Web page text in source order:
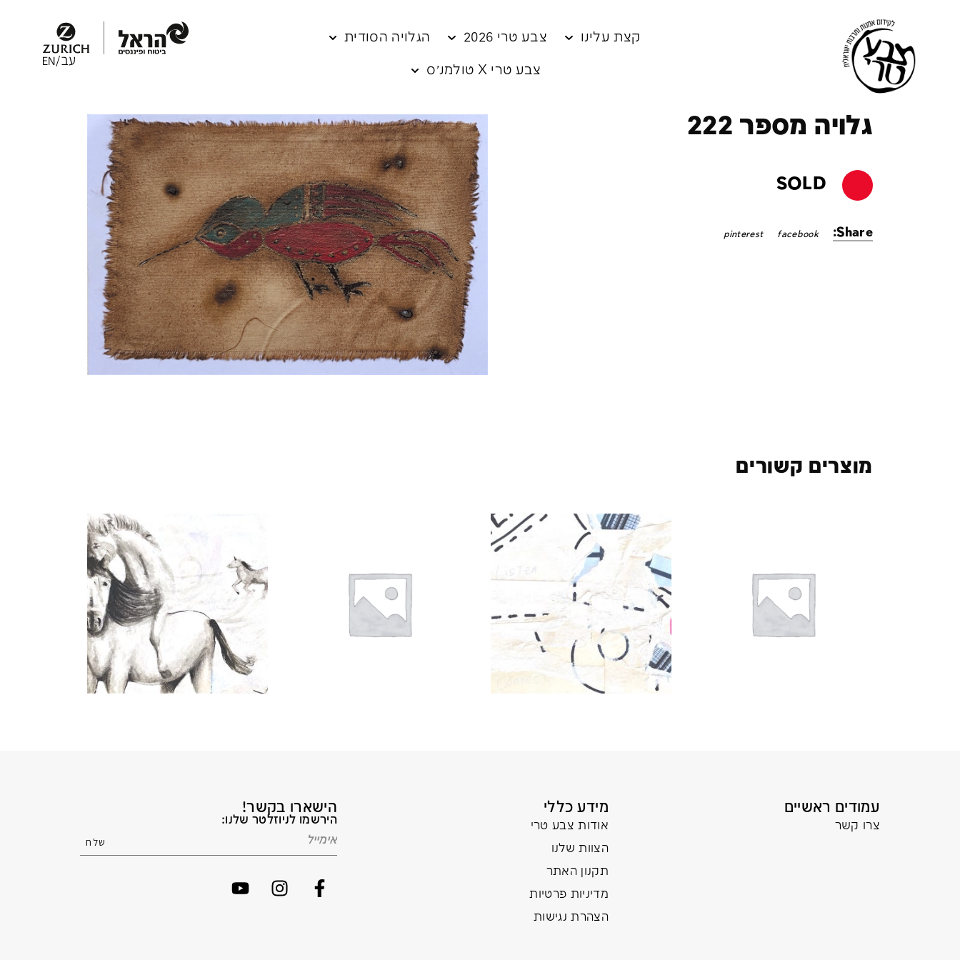
קצת עלינו צבע טרי 2026 הגלויה הסודית
צבע טרי X טולמנ׳ס
גלויה מספר 222
SOLD
Share:
facebook
pinterest
מוצרים קשורים
עמודים ראשיים
צרו קשר
מידע כללי
אודות צבע טרי
הצוות שלנו
תקנון האתר
מדיניות פרטיות
הצהרת נגישות
הישארו בקשר!
הירשמו לניוזלטר שלנו: